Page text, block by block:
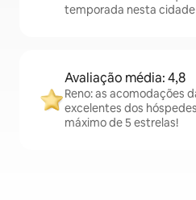
temporada nesta cidade
Avaliação média: 4,8
Reno: as acomodações
excelentes dos
máximo de 5 estrelas!